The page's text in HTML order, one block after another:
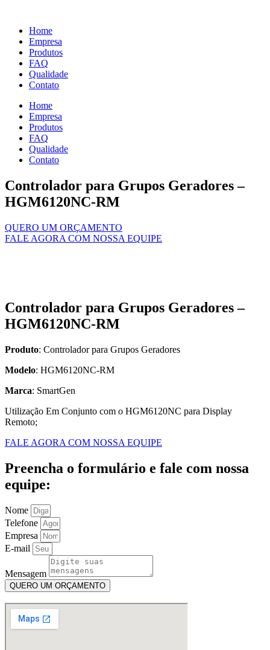
conteúdo
Home
Empresa
Produtos
FAQ
Qualidade
Contato
Home
Empresa
Produtos
FAQ
Qualidade
Contato
Controlador para Grupos Geradores –
HGM6120NC-RM
QUERO UM ORÇAMENTO
FALE AGORA COM NOSSA EQUIPE
Controlador para Grupos Geradores –
HGM6120NC-RM
Produto: Controlador para Grupos Geradores
Modelo: HGM6120NC-RM
Marca: SmartGen
Utilização Em Conjunto com o HGM6120NC para Display
Remoto;
FALE AGORA COM NOSSA EQUIPE
Preencha o formulário e fale com nossa
equipe:
Nome
Telefone
Empresa
E-mail
Mensagem
QUERO UM ORÇAMENTO